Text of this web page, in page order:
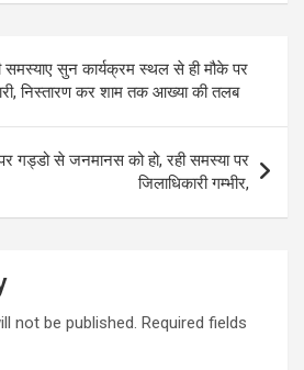
समस्याए सुन कार्यक्रम स्थल से ही मौके पर
निस्तारण कर शाम तक आख्या की तलब
गड्डो से जनमानस को हो, रही समस्या पर
जिलाधिकारी गम्भीर,
not be published. Required fields